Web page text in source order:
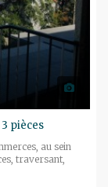
pièces
au sein
traversant,